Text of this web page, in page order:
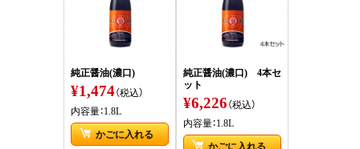
純正醤油(濃口)
¥1,474（税込）
内容量：1.8L
かごに入れる
純正醤油(濃口) 4本セ
ット
¥6,226（税込）
内容量：1.8L
かごに入れる